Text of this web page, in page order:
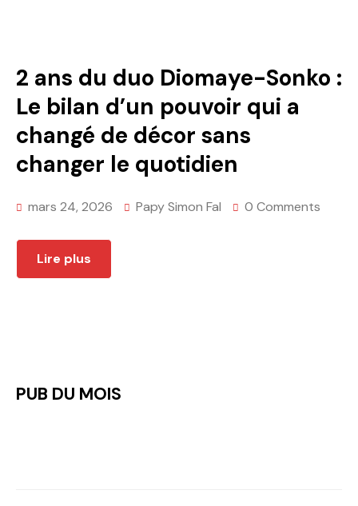
2 ans du duo Diomaye-Sonko :
Le bilan d’un pouvoir qui a
changé de décor sans
changer le quotidien
mars 24, 2026 Papy Simon Fal 0 Comments
Lire plus
PUB DU MOIS